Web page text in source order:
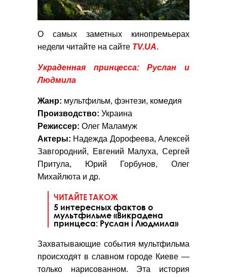
О самых заметных кинопремьерах
недели читайте на сайте TV.UA.
Украденная принцесса: Руслан и
Людмила
Жанр: мультфильм, фэнтези, комедия
Производство: Украина
Режиссер: Олег Маламуж
Актеры: Надежда Дорофеева, Алексей
Завгородний, Евгений Малуха, Сергей
Притула, Юрий Горбунов, Олег
Михайлюта и др.
ЧИТАЙТЕ ТАКОЖ
5 интересных фактов о
мультфильме «Викрадена
принцеса: Руслан і Людмила»
Захватывающие события мультфильма
происходят в славном городе Киеве —
только нарисованном. Эта история